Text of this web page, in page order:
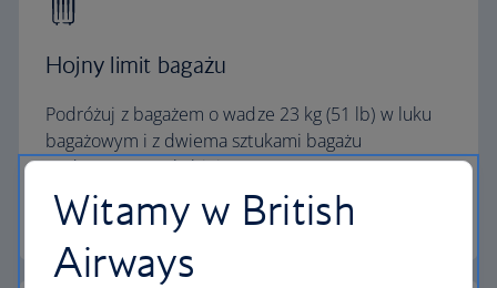
Hojny limit bagażu
Podróżuj z bagażem o wadze 23 kg (51 lb) w luku
bagażowym i z dwiema sztukami bagażu
podręcznego w kabinie.
Kalkulator limitu bagażu
Witamy w British
Airways